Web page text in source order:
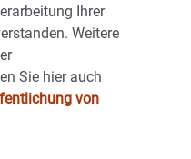
Ihrer
Weitere
Sie hier auch
von